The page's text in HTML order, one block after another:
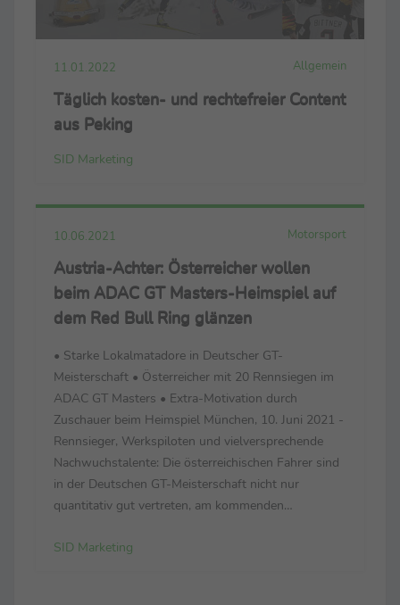
11.01.2022 Allgemein
Täglich kosten- und rechtefreier Content
aus Peking
SID Marketing
10.06.2021 Motorsport
Austria-Achter: Österreicher wollen
beim ADAC GT Masters-Heimspiel auf
dem Red Bull Ring glänzen
• Starke Lokalmatadore in Deutscher GT-
Meisterschaft • Österreicher mit 20 Rennsiegen im
ADAC GT Masters • Extra-Motivation durch
Zuschauer beim Heimspiel München, 10. Juni 2021 -
Rennsieger, Werkspiloten und vielversprechende
Nachwuchstalente: Die österreichischen Fahrer sind
in der Deutschen GT-Meisterschaft nicht nur
quantitativ gut vertreten, am kommenden
Heimspiel auf dem Red Bull Ring zu den
SID Marketing